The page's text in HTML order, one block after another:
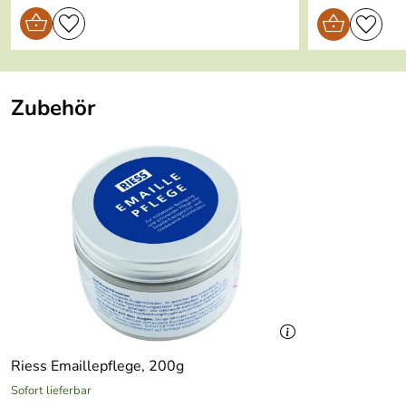
Geeignet für Induktion:
geeignet für:
alle Herdarten (Gas,
für Menschen mit
bakterienhemmend und
Zubehör
Riess Emaillepflege, 200g
Sofort lieferbar